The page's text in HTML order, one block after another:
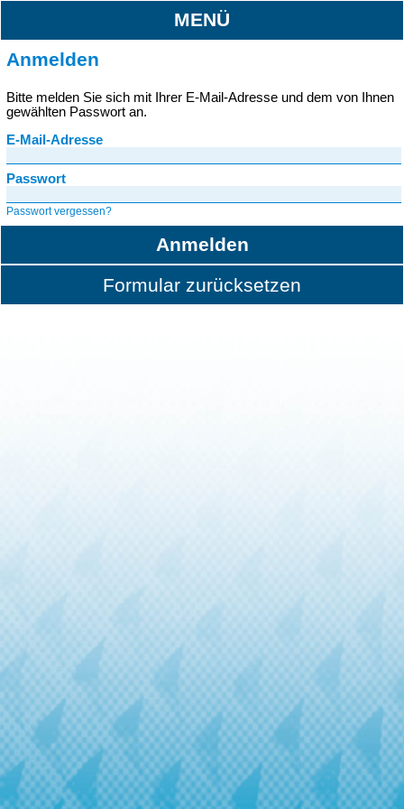
MENÜ
Anmelden
Bitte melden Sie sich mit Ihrer E-Mail-Adresse und dem von Ihnen
gewählten Passwort an.
E-Mail-Adresse
Passwort
Passwort vergessen?
Anmelden
Formular zurücksetzen